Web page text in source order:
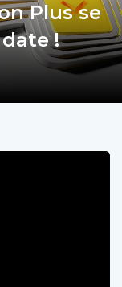
Plus se
!